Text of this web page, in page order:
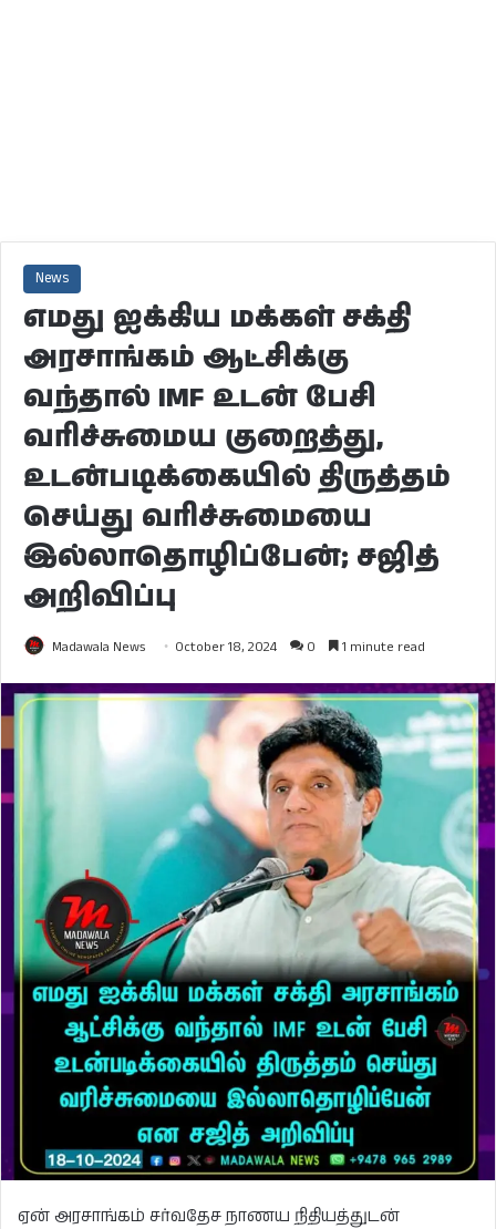
News
எமது ஐக்கிய மக்கள் சக்தி
அரசாங்கம் ஆட்சிக்கு
வந்தால் IMF உடன் பேசி
வரிச்சுமைய குறைத்து,
உடன்படிக்கையில் திருத்தம்
செய்து வரிச்சுமையை
இல்லாதொழிப்பேன்; சஜித்
அறிவிப்பு
Madawala News October 18, 2024 0 1 minute read
ஏன் அரசாங்கம் சர்வதேச நாணய நிதியத்துடன்